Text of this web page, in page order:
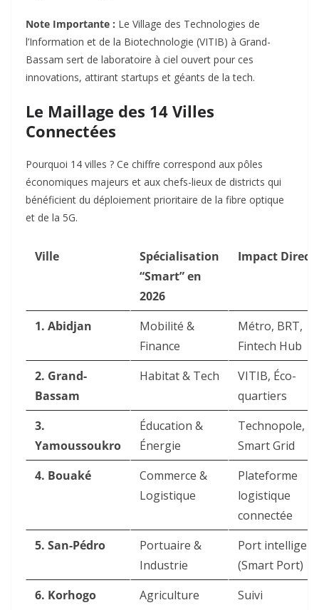
Note Importante : Le Village des Technologies de
l’Information et de la Biotechnologie (VITIB) à Grand-
Bassam sert de laboratoire à ciel ouvert pour ces
innovations, attirant startups et géants de la tech.
Le Maillage des 14 Villes
Connectées
Pourquoi 14 villes ? Ce chiffre correspond aux pôles
économiques majeurs et aux chefs-lieux de districts qui
bénéficient du déploiement prioritaire de la fibre optique
et de la 5G.
Ville
Spécialisation
“Smart” en
2026
Impact Direct
1. Abidjan
Mobilité &
Finance
Métro, BRT,
Fintech Hub
2. Grand-
Bassam
Habitat & Tech
VITIB, Éco-
quartiers
3.
Yamoussoukro
Éducation &
Énergie
Technopole,
Smart Grid
4. Bouaké
Commerce &
Logistique
Plateforme
logistique
connectée
5. San-Pédro
Portuaire &
Industrie
Port intelligent
(Smart Port)
6. Korhogo
Agriculture
Suivi